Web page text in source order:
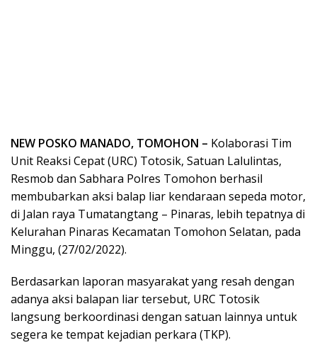
NEW POSKO MANADO, TOMOHON – Kolaborasi Tim
Unit Reaksi Cepat (URC) Totosik, Satuan Lalulintas,
Resmob dan Sabhara Polres Tomohon berhasil
membubarkan aksi balap liar kendaraan sepeda motor,
di Jalan raya Tumatangtang – Pinaras, lebih tepatnya di
Kelurahan Pinaras Kecamatan Tomohon Selatan, pada
Minggu, (27/02/2022).
Berdasarkan laporan masyarakat yang resah dengan
adanya aksi balapan liar tersebut, URC Totosik
langsung berkoordinasi dengan satuan lainnya untuk
segera ke tempat kejadian perkara (TKP).